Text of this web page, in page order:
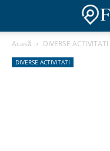
Acasă DIVERSE ACTIVITATI
DIVERSE ACTIVITATI